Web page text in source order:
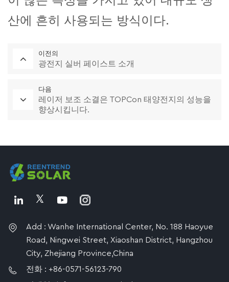
산에 흔히 사용되는 방식이다.
이전의
광전지 실버 페이스트 소개
다음
레이저 보조 소결은 TOPCon 태양전지의 성능을
향상시킵니다.
Add : Wanhe International Center, No. 188 Haoyue
Road, Ningwei Street, Xiaoshan District, Hangzhou
City, Zhejiang Province,China
전화 : +86-0571-56123-790